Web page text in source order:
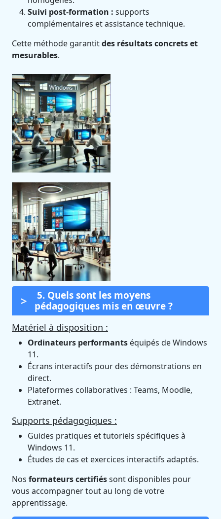
Suivi post-formation : supports
complémentaires et assistance technique.
Cette méthode garantitdes résultats concrets et
mesurables.
5. Quels sont les moyens
pédagogiques mis en œuvre ?
Matériel à disposition :
Ordinateurs performants équipés de Windows
11.
Écrans interactifs pour des démonstrations en
direct.
Plateformes collaboratives : Teams, Moodle,
Extranet.
Supports pédagogiques :
Guides pratiques et tutoriels spécifiques à
Windows 11.
Études de cas et exercices interactifs adaptés.
Nos formateurs certifiéssont disponibles pour
vous accompagner tout au long de votre
apprentissage.